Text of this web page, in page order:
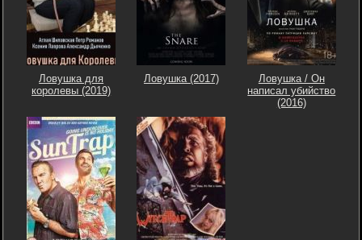
Ловушка для
королевы (2019)
Ловушка (2017)
Ловушка / Он
написал убийство
(2016)